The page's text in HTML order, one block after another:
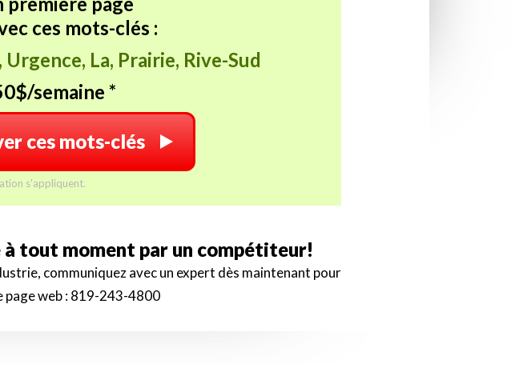
ces mots-clés :
La, Prairie, Rive-Sud
semaine *
ces mots-clés
s'appliquent.
tout moment par un compétiteur!
communiquez avec un expert dès maintenant pour
web :819-243-4800